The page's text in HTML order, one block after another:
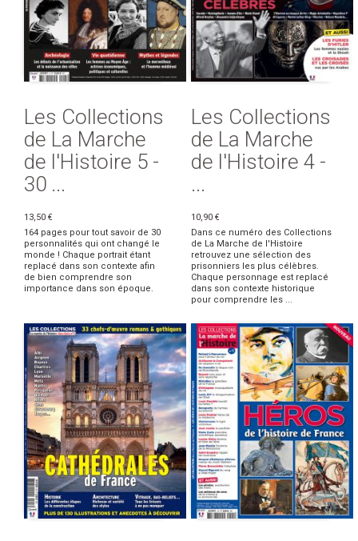
Les Collections
de La Marche
de l'Histoire 5 -
30 ...
13,50 €
164 pages pour tout savoir de 30
personnalités qui ont changé le
monde ! Chaque portrait étant
replacé dans son contexte afin
de bien comprendre son
importance dans son époque.
Les Collections
de La Marche
de l'Histoire 4 -
...
10,90 €
Dans ce numéro des Collections
de La Marche de l'Histoire
retrouvez une sélection des
prisonniers les plus célèbres.
Chaque personnage est replacé
dans son contexte historique
pour comprendre les ...